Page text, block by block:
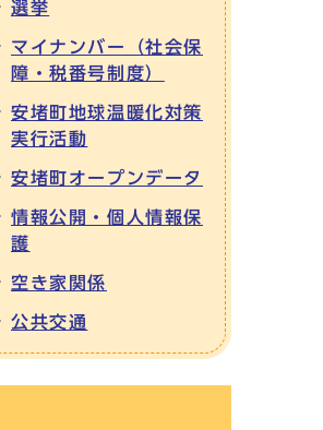
選挙
マイナンバー（社会保
障・税番号制度）
安堵町地球温暖化対策
実行活動
安堵町オープンデータ
情報公開・個人情報保
護
空き家関係
公共交通